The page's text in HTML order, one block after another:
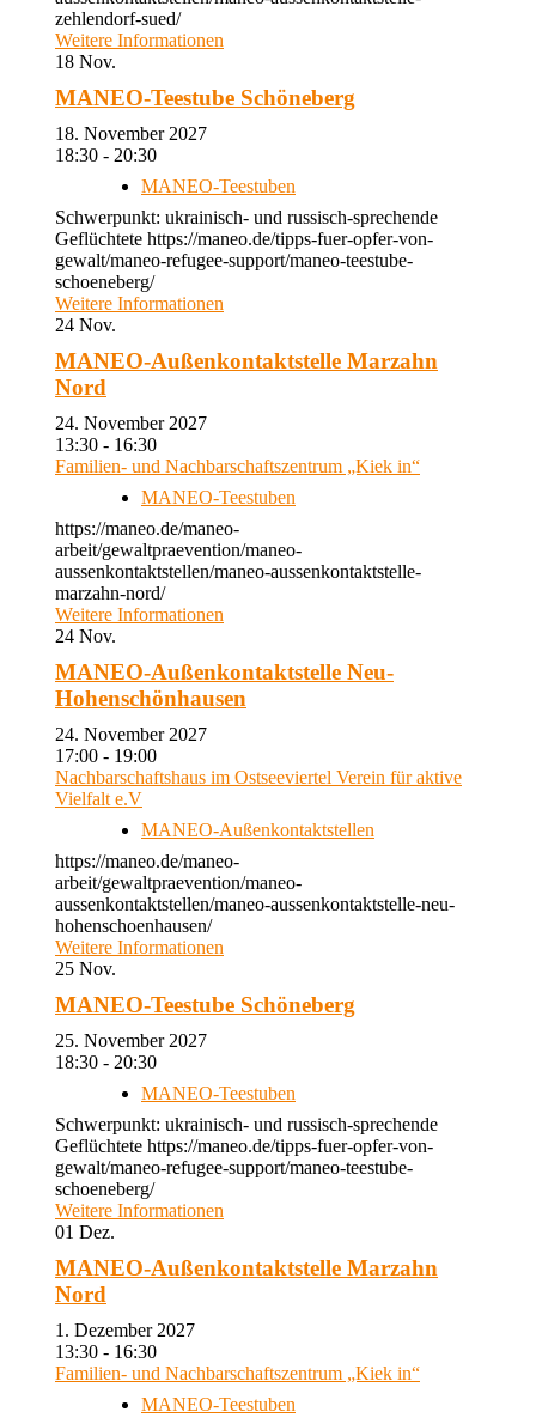
zehlendorf-sued/
Weitere Informationen
18 Nov.
MANEO-Teestube Schöneberg
18. November 2027
18:30 - 20:30
MANEO-Teestuben
Schwerpunkt: ukrainisch- und russisch-sprechende
Geflüchtete https://maneo.de/tipps-fuer-opfer-von-
gewalt/maneo-refugee-support/maneo-teestube-
schoeneberg/
Weitere Informationen
24 Nov.
MANEO-Außenkontaktstelle Marzahn
Nord
24. November 2027
13:30 - 16:30
Familien- und Nachbarschaftszentrum „Kiek in“
MANEO-Teestuben
https://maneo.de/maneo-
arbeit/gewaltpraevention/maneo-
aussenkontaktstellen/maneo-aussenkontaktstelle-
marzahn-nord/
Weitere Informationen
24 Nov.
MANEO-Außenkontaktstelle Neu-
Hohenschönhausen
24. November 2027
17:00 - 19:00
Nachbarschaftshaus im Ostseeviertel Verein für aktive
Vielfalt e.V
MANEO-Außenkontaktstellen
https://maneo.de/maneo-
arbeit/gewaltpraevention/maneo-
aussenkontaktstellen/maneo-aussenkontaktstelle-neu-
hohenschoenhausen/
Weitere Informationen
25 Nov.
MANEO-Teestube Schöneberg
25. November 2027
18:30 - 20:30
MANEO-Teestuben
Schwerpunkt: ukrainisch- und russisch-sprechende
Geflüchtete https://maneo.de/tipps-fuer-opfer-von-
gewalt/maneo-refugee-support/maneo-teestube-
schoeneberg/
Weitere Informationen
01 Dez.
MANEO-Außenkontaktstelle Marzahn
Nord
1. Dezember 2027
13:30 - 16:30
Familien- und Nachbarschaftszentrum „Kiek in“
MANEO-Teestuben